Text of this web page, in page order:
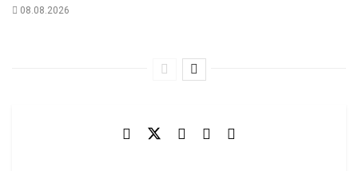
08.08.2026